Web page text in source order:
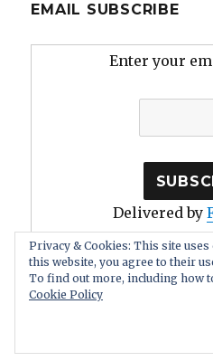
EMAIL SUBSCRIBE
Enter your
Delivered by
Human Stupidity:
Privacy & Cookies: This site
this website, you agree to their
To find out more, including how
Cookie Policy